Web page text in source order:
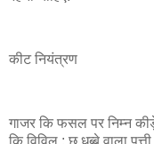
कीट नियंत्रण
गाजर कि फसल पर निम्न
कि विविल : छ धब्बे वाला